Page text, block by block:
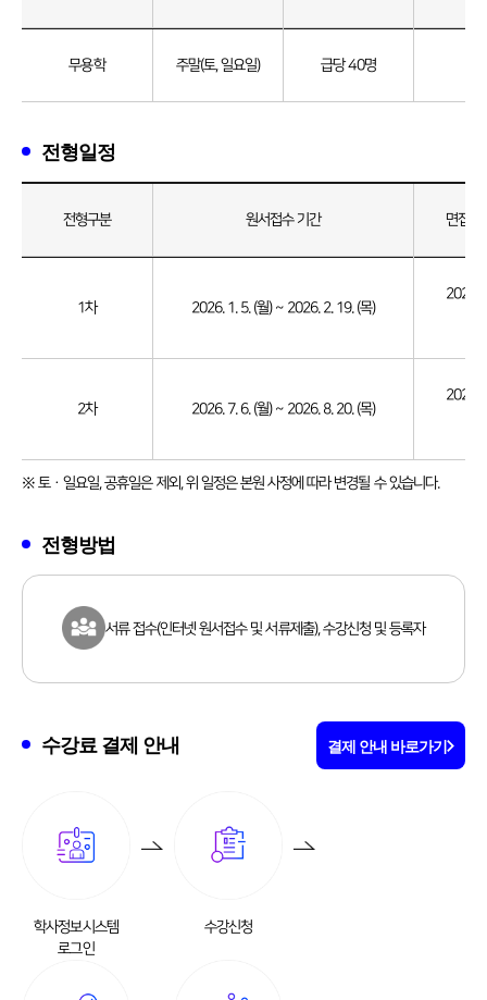
모집학과
무용학 주말(토, 일요일) 급당 40명
전형일정
전형일정
전형구분 원서접수 기간 면접
1차 2026. 1. 5. (월) ~ 2026. 2. 19. (목)
2026.
2차 2026. 7. 6. (월) ~ 2026. 8. 20. (목)
2026.
※ 토ㆍ일요일, 공휴일은 제외, 위 일정은 본원 사정에 따라 변경될 수 있습니다.
전형방법
서류 접수(인터넷 원서접수 및 서류제출), 수강신청 및 등록자
수강료 결제 안내 결제 안내 바로가기
학사정보시스템
로그인
수강신청